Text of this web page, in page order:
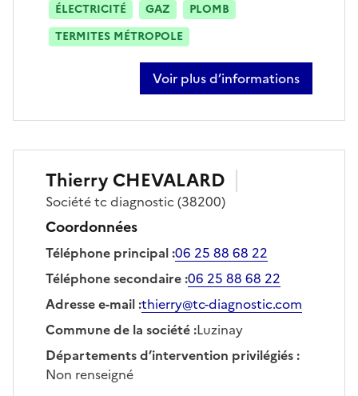
ÉLECTRICITÉ
GAZ
PLOMB
TERMITES MÉTROPOLE
Voir plus d’informations
sur audrey castro
Thierry CHEVALARD
Sociététc diagnostic(38200)
Coordonnées
Téléphone principal:06 25 88 68 22
Téléphone secondaire:06 25 88 68 22
Adresse e-mail:thierry@tc-diagnostic.com
Commune de la société:Luzinay
Départements d’intervention privilégiés:
Non renseigné